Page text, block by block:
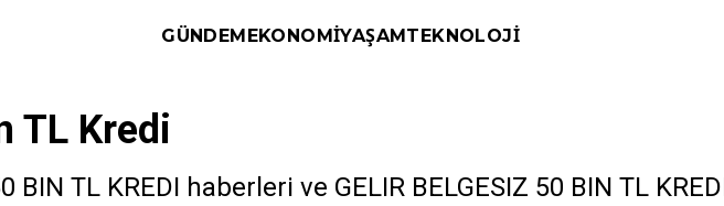
GÜNDEMEKONOMIYAŞAMTEKNOLOJI
TL Kredi
BIN TL KREDI haberleri ve GELIR BELGESIZ 50 BIN TL